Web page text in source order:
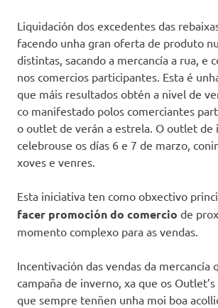
Liquidación dos excedentes das
facendo unha gran oferta de produto
distintas, sacando a mercancía a rua, e
nos comercios participantes. Esta é
que máis resultados obtén a nivel de
co manifestado polos comerciantes
o outlet de verán a estrela. O outlet de
celebrouse os días 6 e 7 de marzo,
xoves e venres.
Esta iniciativa ten como obxectivo
facer promoción do comercio de
momento complexo para as vendas.
Incentivación das vendas da mercancía
campaña de inverno, xa que os Outlet’s
que sempre tenñen unha moi boa